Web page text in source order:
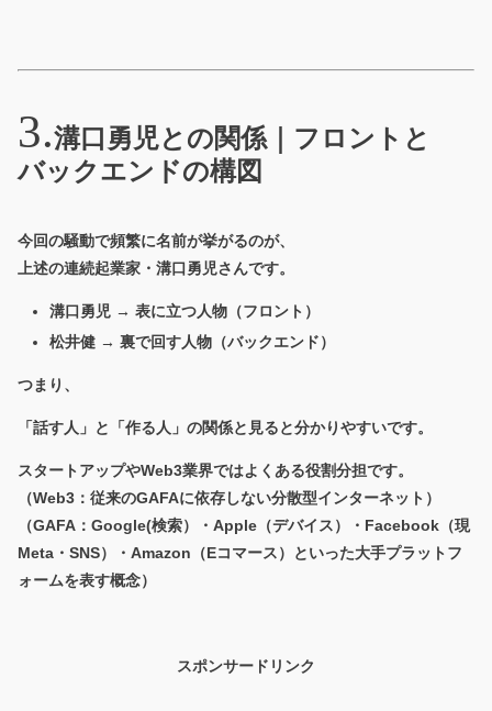
溝口勇児との関係｜フロントと
バックエンドの構図
今回の騒動で頻繁に名前が挙がるのが、
上述の連続起業家・溝口勇児さんです。
溝口勇児 → 表に立つ人物（フロント）
松井健 → 裏で回す人物（バックエンド）
つまり、
「話す人」と「作る人」の関係と見ると分かりやすいです。
スタートアップやWeb3業界ではよくある役割分担です。
（Web3：従来のGAFAに依存しない分散型インターネット）
（GAFA：Google(検索）・Apple（デバイス）・Facebook（現
Meta・SNS）・Amazon（Eコマース）といった大手プラットフ
ォームを表す概念）
スポンサードリンク